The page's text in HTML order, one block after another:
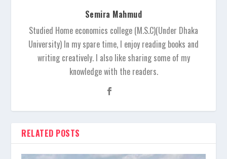
Semira Mahmud
Studied Home economics college (M.S.C)(Under Dhaka
University) In my spare time, I enjoy reading books and
writing creatively. I also like sharing some of my
knowledge with the readers.
RELATED POSTS